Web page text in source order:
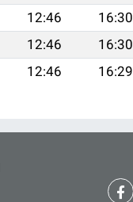
12:46 16:30
12:46 16:30
12:46 16:29